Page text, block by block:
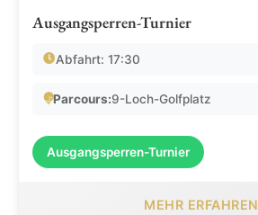
Ausgangsperren-Turnier
Abfahrt: 17:30
Parcours:9-Loch-Golfplatz
Ausgangsperren-Turnier
MEHR ERFAHREN